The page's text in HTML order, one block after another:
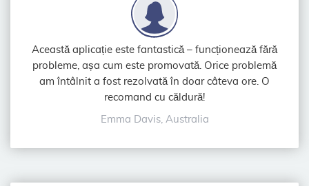
Această aplicație este fantastică – funcționează fără
probleme, așa cum este promovată. Orice problemă
am întâlnit a fost rezolvată în doar câteva ore. O
recomand cu căldură!
Emma Davis, Australia